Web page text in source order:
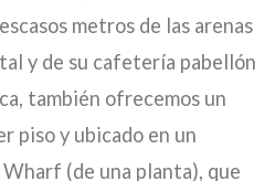
metros de las arenas
y de su cafetería pabellón
también ofrecemos un
piso y ubicado en un
(de una planta), que